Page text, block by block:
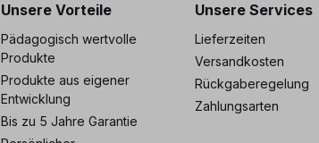
Unsere Vorteile
Pädagogisch wertvolle
Produkte
Produkte aus eigener
Entwicklung
Bis zu 5 Jahre Garantie
Unsere Services
Lieferzeiten
Versandkosten
Rückgaberegelung
Zahlungsarten